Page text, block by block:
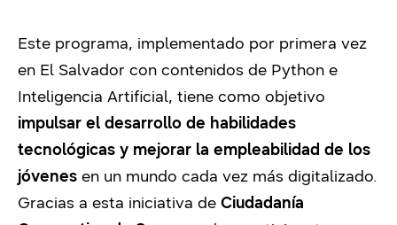
Este programa, implementado por primera vez
en El Salvador con contenidos de Python e
Inteligencia Artificial, tiene como objetivo
impulsar el desarrollo de habilidades
tecnológicas y mejorar la empleabilidad de los
jóvenes en un mundo cada vez más digitalizado.
Gracias a esta iniciativa de Ciudadanía